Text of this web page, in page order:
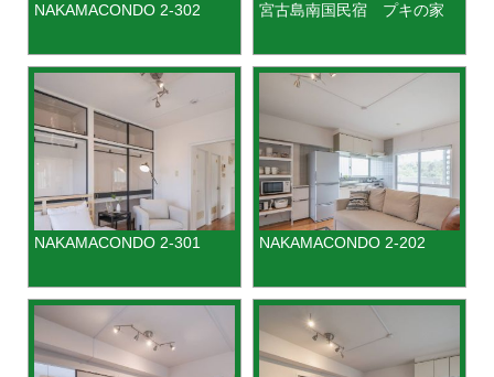
NAKAMACONDO 2-302 宮古島南国民宿 プキの家
NAKAMACONDO 2-301 NAKAMACONDO 2-202